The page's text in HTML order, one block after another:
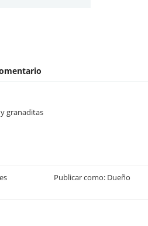
granaditas
Publicar como: Dueño